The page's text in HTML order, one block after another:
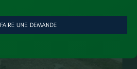
FAIRE UNE DEMANDE